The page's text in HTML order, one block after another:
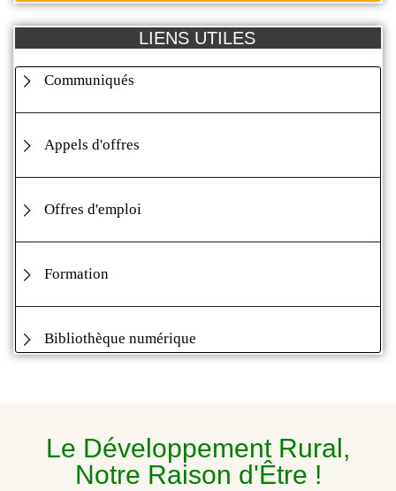
LIENS UTILES
Communiqués
Appels d'offres
Offres d'emploi
Formation
Bibliothèque numérique
Le Développement Rural,
Notre Raison d'Être !